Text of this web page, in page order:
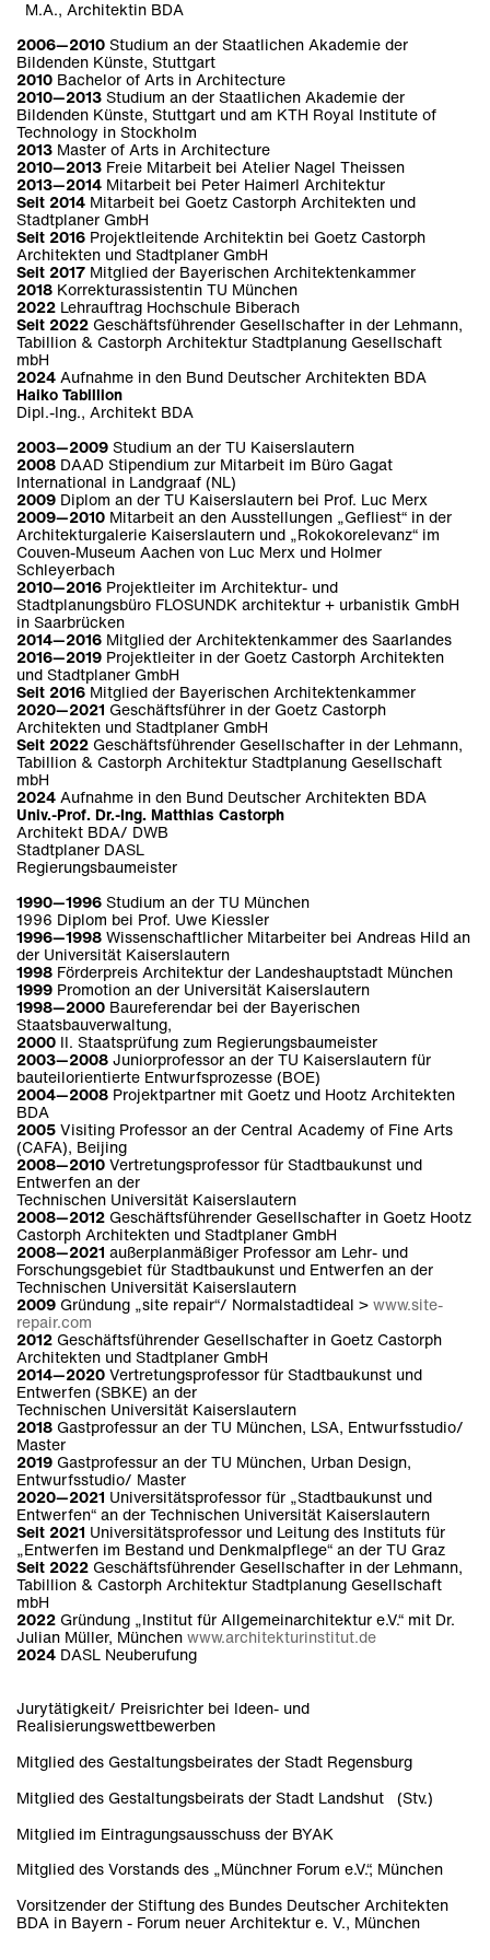
Werkliste
Werkliste
Werkliste
M.A., Architektin BDA
2006—2010Studium an der Staatlichen Akademie der
Bildenden Künste, Stuttgart
2010 Bachelor of Arts in Architecture
2010—2013Studium an der Staatlichen Akademie der
Bildenden Künste, Stuttgart und am KTH Royal Institute of
Technology in Stockholm
2013 Master of Arts in Architecture
2010—2013 Freie Mitarbeit bei Atelier Nagel Theissen
2013—2014 Mitarbeit bei Peter Haimerl Architektur
Seit 2014 Mitarbeit bei Goetz Castorph Architekten und
Stadtplaner GmbH
Seit 2016 Projektleitende Architektin bei Goetz Castorph
Architekten und Stadtplaner GmbH
Seit 2017 Mitglied der Bayerischen Architektenkammer
2018 Korrekturassistentin TU München
2022 Lehrauftrag Hochschule Biberach
Seit 2022 Geschäftsführender Gesellschafter in der Lehmann,
Tabillion & Castorph Architektur Stadtplanung Gesellschaft
mbH
2024Aufnahme in den Bund Deutscher Architekten BDA
Haiko Tabillion
Dipl.-Ing., Architekt BDA
2003—2009Studium an der TU Kaiserslautern
2008 DAAD Stipendium zur Mitarbeit im Büro Gagat
International in Landgraaf (NL)
2009 Diplom an der TU Kaiserslautern bei Prof. Luc Merx
2009—2010 Mitarbeit an den Ausstellungen „Gefliest“ in der
Architekturgalerie Kaiserslautern und „Rokokorelevanz“ im
Couven-Museum Aachen von Luc Merx und Holmer
Schleyerbach
2010—2016 Projektleiter im Architektur- und
Stadtplanungsbüro FLOSUNDK architektur + urbanistik GmbH
in Saarbrücken
2014—2016 Mitglied der Architektenkammer des Saarlandes
2016—2019 Projektleiter in der Goetz Castorph Architekten
und Stadtplaner GmbH
Seit 2016Mitglied der Bayerischen Architektenkammer
2020—2021 Geschäftsführer in der Goetz Castorph
Architekten und Stadtplaner GmbH
Seit 2022 Geschäftsführender Gesellschafter in der Lehmann,
Tabillion & Castorph Architektur Stadtplanung Gesellschaft
mbH
2024Aufnahme in den Bund Deutscher Architekten BDA
Univ.-Prof. Dr.-Ing. Matthias Castorph
Architekt BDA/ DWB
Stadtplaner DASL
Regierungsbaumeister
1990—1996Studium an der TU München
1996 Diplom bei Prof. Uwe Kiessler
1996—1998Wissenschaftlicher Mitarbeiter bei Andreas Hild an
der Universität Kaiserslautern
1998 Förderpreis Architektur der Landeshauptstadt München
1999 Promotion an der Universität Kaiserslautern
1998—2000 Baureferendar bei der Bayerischen
Staatsbauverwaltung,
2000 II. Staatsprüfung zum Regierungsbaumeister
2003—2008Juniorprofessor an der TU Kaiserslautern für
bauteilorientierte Entwurfsprozesse (BOE)
2004—2008 Projektpartner mit Goetz und Hootz Architekten
BDA
2005Visiting Professor an der Central Academy of Fine Arts
(CAFA), Beijing
2008—2010Vertretungsprofessor für Stadtbaukunst und
Entwerfen an der
Technischen Universität Kaiserslautern
2008—2012 Geschäftsführender Gesellschafter in Goetz Hootz
Castorph Architekten und Stadtplaner GmbH
2008—2021 außerplanmäßiger Professor am Lehr- und
Forschungsgebiet für Stadtbaukunst und Entwerfen an der
Technischen Universität Kaiserslautern
2009 Gründung „site repair“/ Normalstadtideal >www.site-
repair.com
2012 Geschäftsführender Gesellschafter in Goetz Castorph
Architekten und Stadtplaner GmbH
2014—2020Vertretungsprofessor für Stadtbaukunst und
Entwerfen (SBKE) an der
Technischen Universität Kaiserslautern
2018 Gastprofessur an der TU München, LSA, Entwurfsstudio/
Master
2019 Gastprofessur an der TU München, Urban Design,
Entwurfsstudio/ Master
2020—2021 Universitätsprofessor für „Stadtbaukunst und
Entwerfen“ an der Technischen Universität Kaiserslautern
Seit 2021 Universitätsprofessor und Leitung des Instituts für
„Entwerfen im Bestand und Denkmalpflege“ an der TU Graz
Seit 2022 Geschäftsführender Gesellschafter in der Lehmann,
Tabillion & Castorph Architektur Stadtplanung Gesellschaft
mbH
2022 Gründung „Institut für Allgemeinarchitektur e.V.“ mit Dr.
Julian Müller, Münchenwww.architekturinstitut.de
2024 DASL Neuberufung
Jurytätigkeit/ Preisrichter bei Ideen- und
Realisierungswettbewerben
Mitglied des Gestaltungsbeirates der Stadt Regensburg
Mitglied des Gestaltungsbeirats der Stadt Landshut (Stv.)
Mitglied im Eintragungsausschuss der BYAK
Mitglied des Vorstands des „Münchner Forum e.V.“, München
Vorsitzender der Stiftung des Bundes Deutscher Architekten
BDA in Bayern - Forum neuer Architektur e. V., München